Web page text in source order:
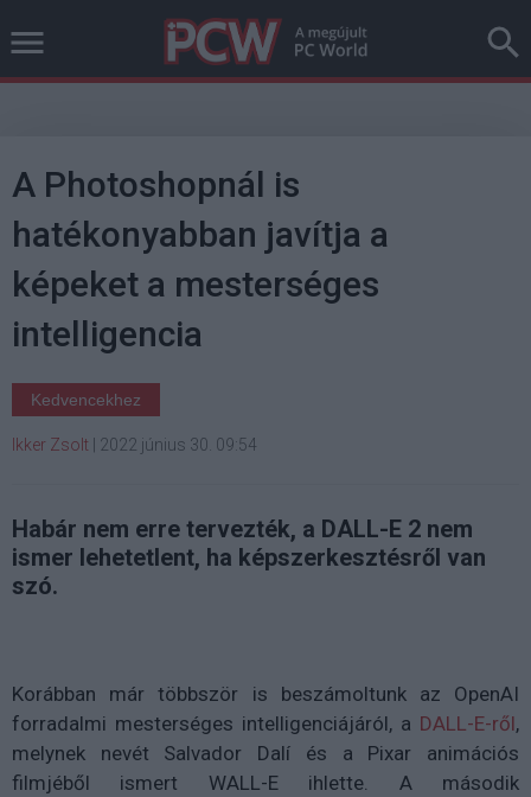
A Photoshopnál is
hatékonyabban javítja a
képeket a mesterséges
intelligencia
Kedvencekhez
Ikker Zsolt 2022 június 30. 09:54
Habár nem erre tervezték, a DALL-E 2 nem
ismer lehetetlent, ha képszerkesztésről van
szó.
Korábban már többször is beszámoltunk az OpenAI
forradalmi mesterséges intelligenciájáról, a DALL-E-ről,
melynek nevét Salvador Dalí és a Pixar animációs
filmjéből ismert WALL-E ihlette. A második